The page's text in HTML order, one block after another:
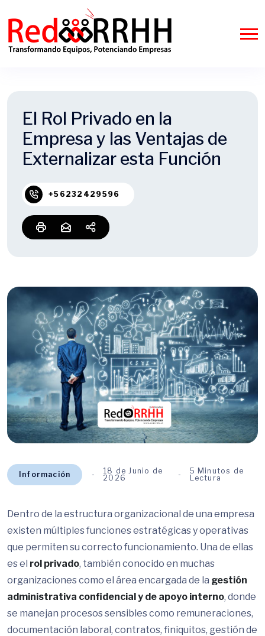
El Rol Privado en la
Empresa y las Ventajas de
Externalizar esta Función
+56232429596
Información
18 de Junio de
2026
5 Minutos de
Lectura
Dentro de la estructura organizacional de una empresa
existen múltiples funciones estratégicas y operativas
que permiten su correcto funcionamiento. Una de ellas
es el rol privado, también conocido en muchas
organizaciones como el área encargada de la gestión
administrativa confidencial y de apoyo interno, donde
se manejan procesos sensibles como remuneraciones,
documentación laboral, contratos, finiquitos, gestión de